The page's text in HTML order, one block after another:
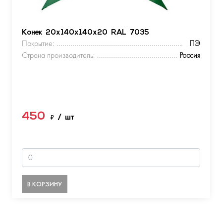
Конек 20х140х140х20 RAL 7035
Покрытие:
ПЭ
Страна производитель:
Россия
450 ₽ / шт
В КОРЗИНУ